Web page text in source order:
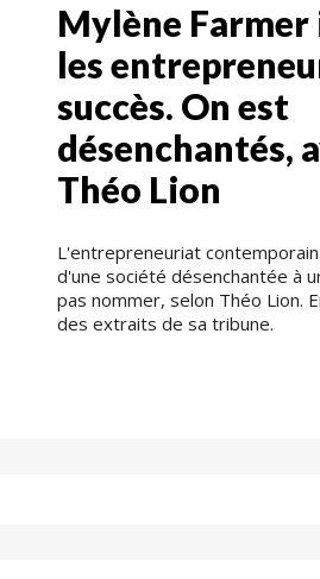
Mylène Farmer
les
succès. On est
désenchantés,
Théo Lion
L'entrepreneuriat
d'une société désenchantée à
pas nommer, selon Théo Lion.
des extraits de sa tribune.